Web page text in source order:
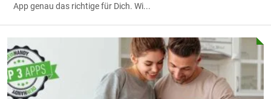
App genau das richtige für Dich. Wi...